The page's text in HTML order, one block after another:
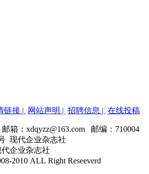
链接 | 网站声明 | 招聘信息 | 在线投稿
箱：xdqyzz@163.com 邮编：710004
现代企业杂志社
企业杂志社
2010 ALL Right Reseeverd